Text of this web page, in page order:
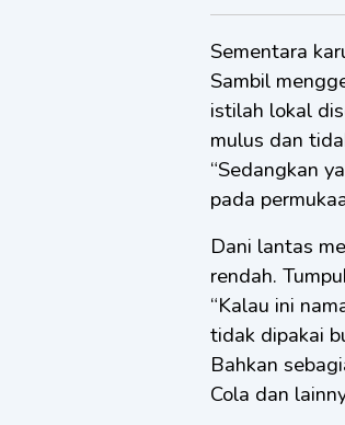
Sementara
Sambil
istilah lokal
mulus dan
“Sedangkan
pada
Dani lantas
rendah.
“Kalau ini
tidak dipakai
Bahkan
Cola dan